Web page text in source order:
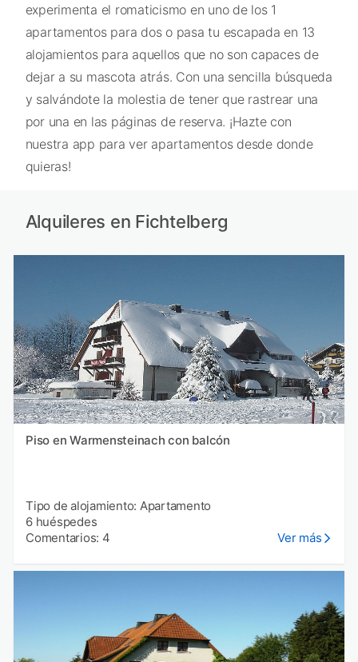
experimenta el romaticismo en uno de los 1
apartamentos para dos o pasa tu escapada en 13
alojamientos para aquellos que no son capaces de
dejar a su mascota atrás. Con una sencilla búsqueda
y salvándote la molestia de tener que rastrear una
por una en las páginas de reserva. ¡Hazte con
nuestra app para ver apartamentos desde donde
quieras!
Alquileres en Fichtelberg
Piso en Warmensteinach con balcón
Tipo de alojamiento: Apartamento
6 huéspedes
Comentarios: 4
Ver más